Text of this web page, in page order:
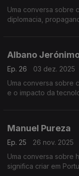
Uma conversa sobre
diplomacia,
Albano
Ep. 26
03 dez. 2025
Uma conversa sobre
e o impacto da
Manuel Pureza
Ep. 25
26 nov. 2025
Uma conversa sobre
significa criar em